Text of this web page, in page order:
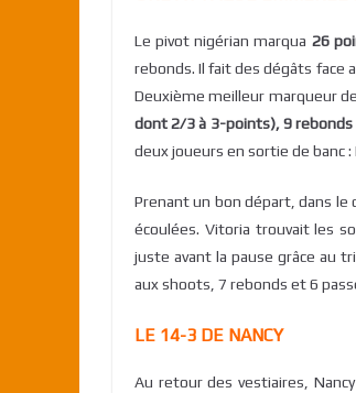
Le pivot nigérian marqua 26
rebonds. Il fait des dégâts face
Deuxième meilleur marqueur
dont 2/3 à 3-points), 9 rebonds
deux joueurs en sortie de banc
Prenant un bon départ, dans le
écoulées. Vitoria trouvait les
juste avant la pause grâce au
aux shoots, 7 rebonds et 6
LE 14-3 DE NANCY
Au retour des vestiaires,